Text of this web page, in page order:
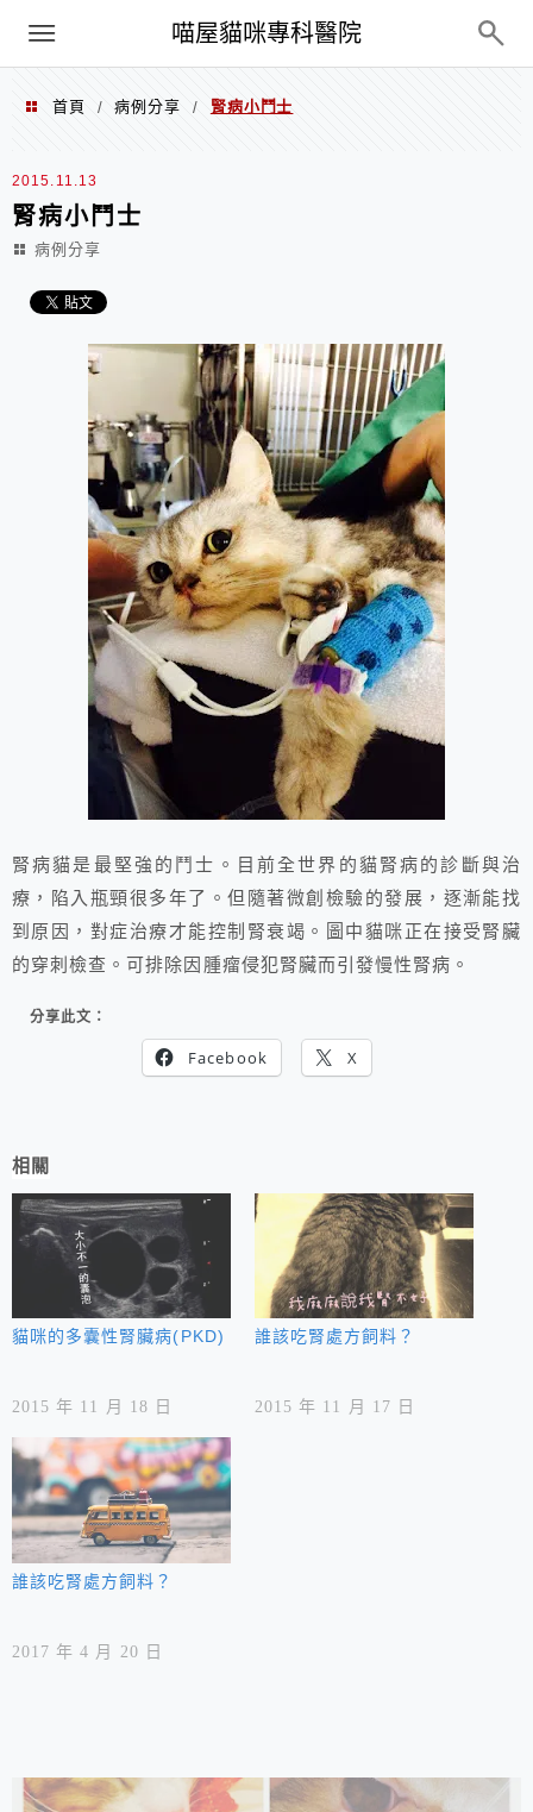
喵屋貓咪專科醫院
Menu
首頁 / 病例分享 / 腎病小鬥士
2015.11.13
腎病小鬥士
病例分享
腎病貓是最堅強的鬥士。目前全世界的貓腎病的診斷與治
療，陷入瓶頸很多年了。但隨著微創檢驗的發展，逐漸能找
到原因，對症治療才能控制腎衰竭。圖中貓咪正在接受腎臟
的穿刺檢查。可排除因腫瘤侵犯腎臟而引發慢性腎病。
分享此文：
Facebook X
相關
貓咪的多囊性腎臟病(PKD)
2015 年 11 月 18 日
誰該吃腎處方飼料？
2015 年 11 月 17 日
誰該吃腎處方飼料？
2017 年 4 月 20 日
相連文章